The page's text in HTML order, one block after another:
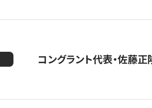
コングラント代表・佐藤正